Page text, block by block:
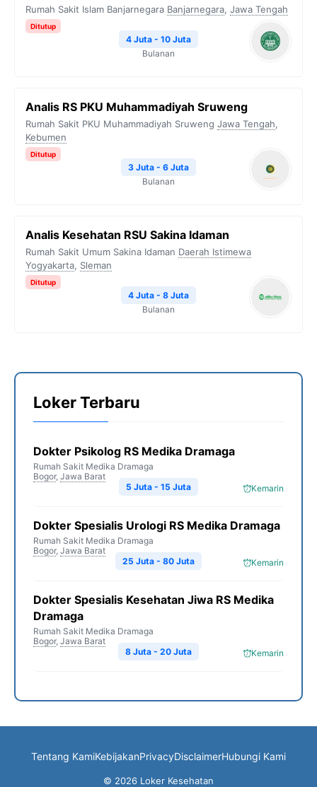
Rumah Sakit Islam Banjarnegara Banjarnegara, Jawa Tengah
Ditutup
4 Juta - 10 Juta
Bulanan
Analis RS PKU Muhammadiyah Sruweng
Rumah Sakit PKU Muhammadiyah Sruweng Jawa Tengah,
Kebumen
Ditutup
3 Juta - 6 Juta
Bulanan
Analis Kesehatan RSU Sakina Idaman
Rumah Sakit Umum Sakina Idaman Daerah Istimewa
Yogyakarta, Sleman
Ditutup
4 Juta - 8 Juta
Bulanan
Loker Terbaru
Dokter Psikolog RS Medika Dramaga
Rumah Sakit Medika Dramaga
Bogor, Jawa Barat
Kemarin
5 Juta - 15 Juta
Dokter Spesialis Urologi RS Medika Dramaga
Rumah Sakit Medika Dramaga
Bogor, Jawa Barat
Kemarin
25 Juta - 80 Juta
Dokter Spesialis Kesehatan Jiwa RS Medika
Dramaga
Rumah Sakit Medika Dramaga
Bogor, Jawa Barat
Kemarin
8 Juta - 20 Juta
Tentang KamiKebijakanPrivacyDisclaimerHubungi Kami
© 2026 Loker Kesehatan